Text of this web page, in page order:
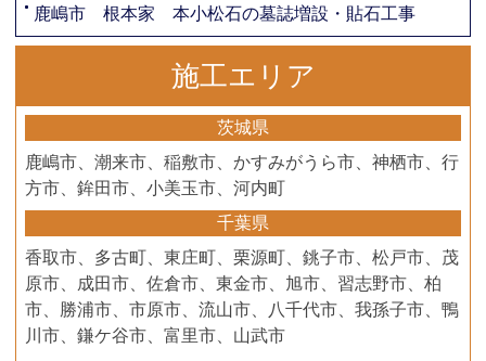
鹿嶋市 根本家 本小松石の墓誌増設・貼石工事
施工エリア
茨城県
鹿嶋市、潮来市、稲敷市、かすみがうら市、神栖市、行
方市、鉾田市、小美玉市、河内町
千葉県
香取市、多古町、東庄町、栗源町、銚子市、松戸市、茂
原市、成田市、佐倉市、東金市、旭市、習志野市、柏
市、勝浦市、市原市、流山市、八千代市、我孫子市、鴨
川市、鎌ケ谷市、富里市、山武市